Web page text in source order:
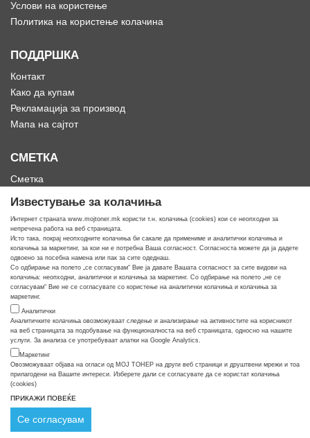
Известување за колачиња
Интернет страната www.mojtoner.mk користи т.н. колачиња (cookies) кои се неопходни за
непречена работа на веб страницата.
Исто така, покрај неопходните колачиња би сакале да примениме и аналитички колачиња и
колачиња за маркетинг, за кои ни е потребна Ваша согласност. Согласноста можете да ја дадете
одвоено за посебна намена или пак за сите одеднаш.
Со одбирање на полето „се согласувам“ Вие ја давате Вашата согласност за сите видови на
колачиња: неопходни, аналитички и колачиња за маркетинг. Со одбирање на полето „не се
согласувам“ Вие не се согласувате со користење на аналитички колачиња и колачиња за
маркетинг.
Аналитички
Аналитичките колачиња овозможуваат следење и анализирање на активностите на корисникот
на веб страницата за подобување на функционалноста на веб страницата, односно на нашите
услуги. За анализа се употребуваат алатки на Google Analytics.
Маркетинг
Овозможуваат објава на огласи од МОЈ ТОНЕР на други веб страници и друштвени мрежи и тоа
прилагодени на Вашите интереси. Изберете дали се согласувате да се користат колачиња
(cookies)
ПРИКАЖИ ПОВЕЌЕ
Се согласувам
Услови на користење
Политика на користење колачина
ПОДДРШКА
Контакт
Како да купам
Рекламација за производ
Мапа на сајтот
СМЕТКА
Сметка
Омилени
Кога ти треба тонер
© COPYRIGHT APOLLO 2026